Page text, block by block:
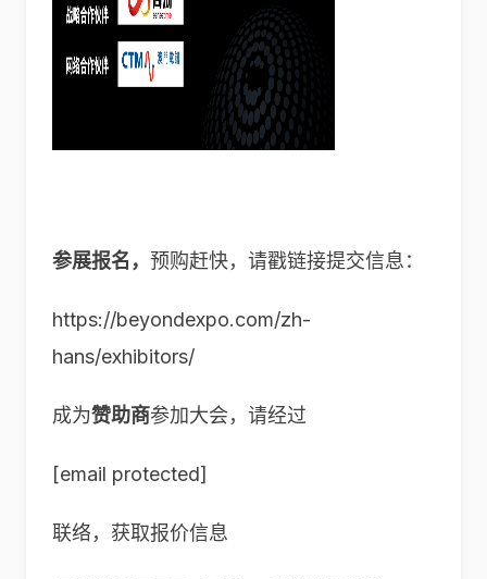
参展报名， 预购赶快，请戳链接提交信息：
https://beyondexpo.com/zh-
hans/exhibitors/
成为赞助商参加大会，请经过
[email protected]
联络，获取报价信息